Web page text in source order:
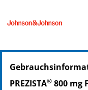
PZN: 09915126
PPN: 110991512668
NTIN: 04150099151261
PREZISTA® 800 mg